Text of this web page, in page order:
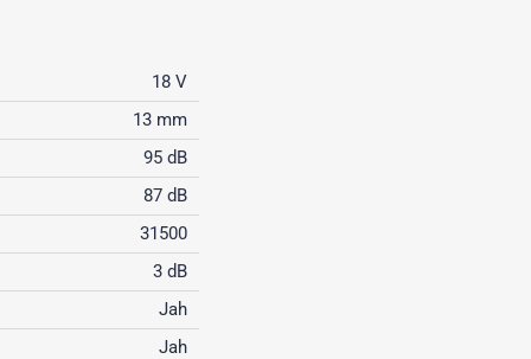
18 V
13 mm
95 dB
87 dB
31500
3 dB
Jah
Jah